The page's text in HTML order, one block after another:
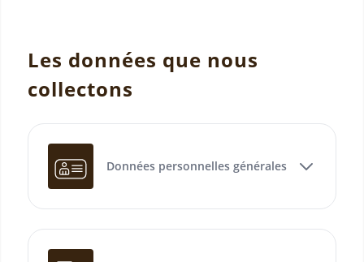
Les données que nous
collectons
Données personnelles générales